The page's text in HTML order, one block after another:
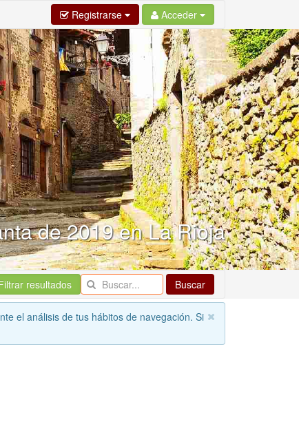
Registrarse Acceder
de 2019 en La Rioja
resultados Buscar
el análisis de tus hábitos de navegación. Si